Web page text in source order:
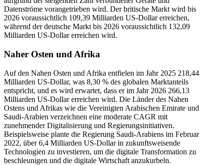
Datenströme vorangetrieben wird. Der britische Markt wird bis
2026 voraussichtlich 109,39 Milliarden US-Dollar erreichen,
während der deutsche Markt bis 2026 voraussichtlich 132,09
Milliarden US-Dollar erreichen wird.
Naher Osten und Afrika
Auf den Nahen Osten und Afrika entfielen im Jahr 2025 218,44
Milliarden US-Dollar, was 8,30 % des globalen Marktanteils
entspricht, und es wird erwartet, dass er im Jahr 2026 266,13
Milliarden US-Dollar erreichen wird. Die Länder des Nahen
Ostens und Afrikas wie die Vereinigten Arabischen Emirate und
Saudi-Arabien verzeichnen eine moderate CAGR mit
zunehmender Digitalisierung und Regierungsinitiativen.
Beispielsweise plante die Regierung Saudi-Arabiens im Februar
2022, über 6,4 Milliarden US-Dollar in zukunftsweisende
Technologien zu investieren, um die digitale Transformation zu
beschleunigen und die digitale Wirtschaft anzukurbeln.